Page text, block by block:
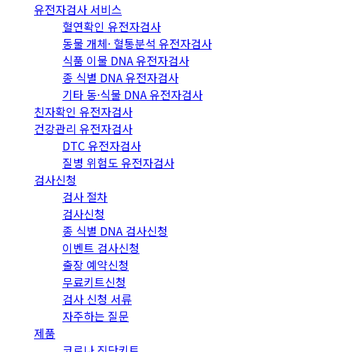
유전자검사 서비스
혈연확인 유전자검사
동물 개체· 혈통분석 유전자검사
식품 이물 DNA 유전자검사
종 식별 DNA 유전자검사
기타 동·식물 DNA 유전자검사
친자확인 유전자검사
건강관리 유전자검사
DTC 유전자검사
질병 위험도 유전자검사
검사신청
검사 절차
검사신청
종 식별 DNA 검사신청
이벤트 검사신청
출장 예약신청
무료키트신청
검사 신청 서류
자주하는 질문
제품